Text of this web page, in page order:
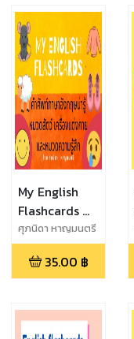
My English
Flashcards คำ
ศัพท์ภาษา
อังกฤษน่ารู้
ศุภนิดา หาญมนตรี
35.00 ฿